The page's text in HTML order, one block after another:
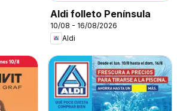
Aldi folleto Península
10/08 - 16/08/2026
Aldi